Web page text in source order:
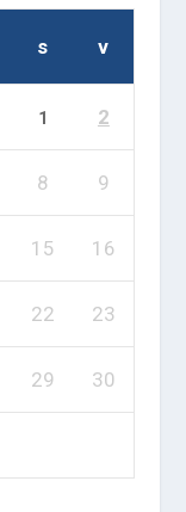
s v
1 2
8 9
15 16
22 23
29 30